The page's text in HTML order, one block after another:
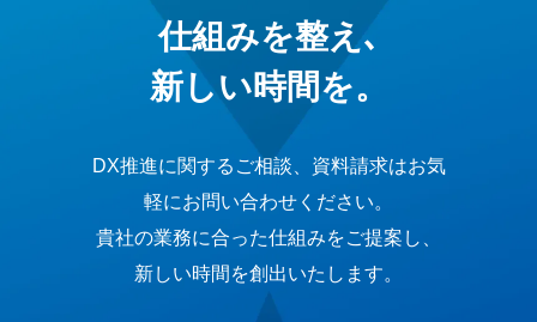
仕組みを整え､
新しい時間を。
DX推進に関するご相談、資料請求はお気
軽にお問い合わせください。
貴社の業務に合った仕組みをご提案し、
新しい時間を創出いたします。